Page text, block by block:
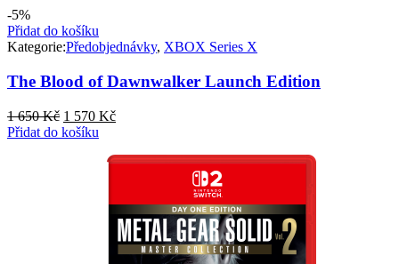
-5%
Přidat do košíku
Kategorie:Předobjednávky, XBOX Series X
The Blood of Dawnwalker​ Launch Edition
1 650Kč Původní
cena
1 570 KčAktuální
1
Přidat do košíku